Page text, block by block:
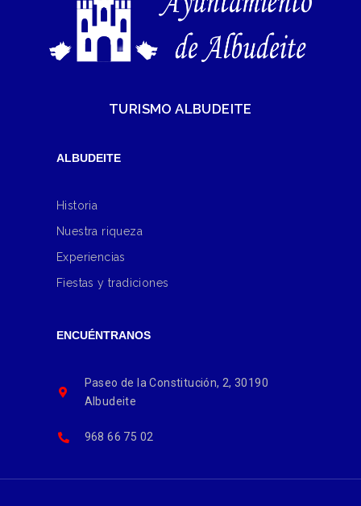
TURISMO ALBUDEITE
ALBUDEITE
Historia
Nuestra riqueza
Experiencias
Fiestas y tradiciones
ENCUÉNTRANOS
Paseo de la Constitución, 2, 30190
Albudeite
968 66 75 02